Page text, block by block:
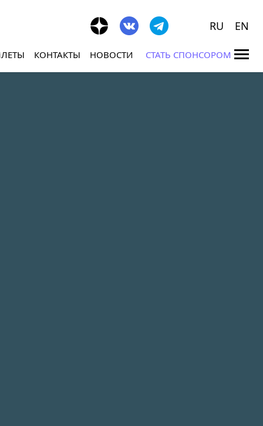
RU EN
КОНТАКТЫ НОВОСТИ СТАТЬ СПОНСОРОМ